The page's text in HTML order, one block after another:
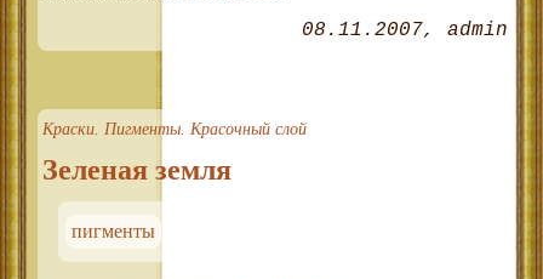
08.11.2007 admin
Краски. Пигменты. Красочный слой
Зеленая земля
пигменты